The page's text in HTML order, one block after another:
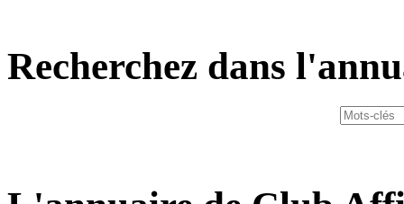
Recherchez dans